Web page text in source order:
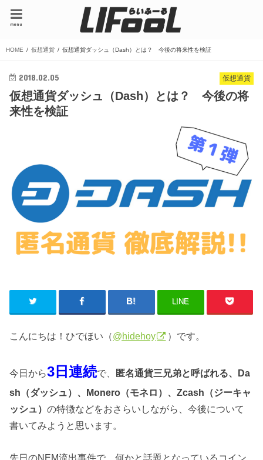
menu
HOME 仮想通貨 仮想通貨ダッシュ（Dash）とは？ 今後の将来性を検証
仮想通貨
2018.02.05
仮想通貨ダッシュ（Dash）とは？ 今後の将
来性を検証
LINE
こんにちは！ひでほい（@hidehoy ）です。
今日から3日連続で、 匿名通貨三兄弟と呼ばれる、Da
sh（ダッシュ）、Monero（モネロ）、Zcash（ジーキャ
ッシュ）の特徴などをおさらいしながら、今後について
書いてみようと思います。
先日のNEM流出事件で、何かと話題となっているコイン